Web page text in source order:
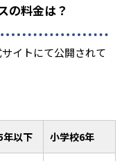
の料金は？
イトにて公開されて
年以下 小学校6年